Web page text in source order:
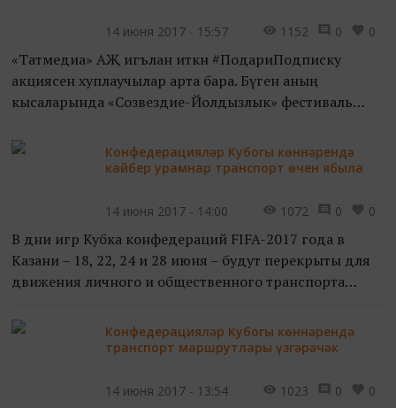
14 июня 2017 - 15:57 1152 0 0
«Татмедиа» АҖ игълан иткән #ПодариПодписку
акциясен хуплаучылар арта бара. Бүген аның
кысаларында «Созвездие-Йолдызлык» фестиваль
быел фестивальдә уңышлы...Конфедерацияләр Кубогы көннәрендә
кайбер урамнар транспорт өчен ябыла
14 июня 2017 - 14:00 1072 0 0
В дни игр Кубка конфедераций FIFA-2017 года в
Казани – 18, 22, 24 и 28 июня – будут перекрыты для
движения личного и общественного транспорта
движение грузовы...Конфедерацияләр Кубогы көннәрендә
транспорт маршрутлары үзгәрәчәк
14 июня 2017 - 13:54 1023 0 0